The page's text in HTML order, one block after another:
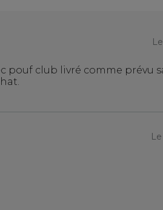
pouf club livré comme prévu